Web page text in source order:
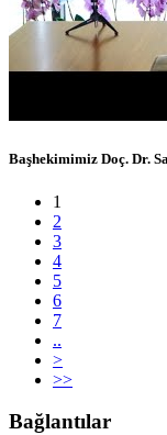
Başhekimimiz Doç. Dr.
1
2
3
4
5
6
7
..
>
>>
Bağlantılar